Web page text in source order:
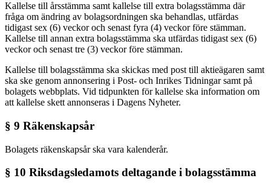
Kallelse till årsstämma samt kallelse till extra bolagsstämma där
fråga om ändring av bolagsordningen ska behandlas, utfärdas
tidigast sex (6) veckor och senast fyra (4) veckor före stämman.
Kallelse till annan extra bolagsstämma ska utfärdas tidigast sex (6)
veckor och senast tre (3) veckor före stämman.
Kallelse till bolagsstämma ska skickas med post till aktieägaren samt
ska ske genom annonsering i Post- och Inrikes Tidningar samt på
bolagets webbplats. Vid tidpunkten för kallelse ska information om
att kallelse skett annonseras i Dagens Nyheter.
§ 9 Räkenskapsår
Bolagets räkenskapsår ska vara kalenderår.
§ 10 Riksdagsledamots deltagande i bolagsstämma